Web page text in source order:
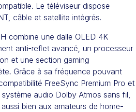
Le téléviseur dispose
câble et satellite intégrés.
combine une dalle OLED 4K
anti-reflet avancé, un processeur
et une section gaming
Grâce à sa fréquence pouvant
FreeSync Premium Pro et
audio Dolby Atmos sans fil,
bien aux amateurs de home-